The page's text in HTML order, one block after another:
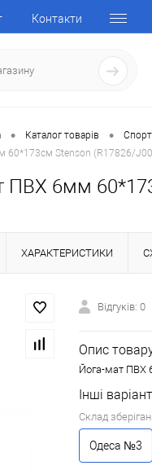
Контакти
• Каталог товарів •
60*173см Stenson (R17826/
ПВХ 6мм
ХАРАКТЕРИСТИКИ
Відгуків: 0
Опис
Йога-мат ПВХ
Інші
Склад
Одеса №3